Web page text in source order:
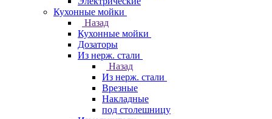
Кухонные мойки
Назад
Кухонные мойки
Дозаторы
Из нерж. стали
Назад
Из нерж. стали
Врезные
Накладные
под столешницу